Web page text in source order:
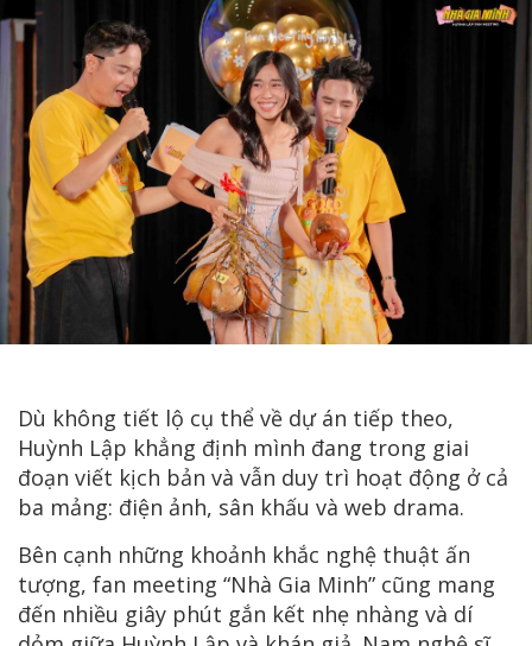
Dù không tiết lộ cụ thể về dự án tiếp theo,
Huỳnh Lập khẳng định mình đang trong giai
đoạn viết kịch bản và vẫn duy trì hoạt động ở cả
ba mảng: điện ảnh, sân khấu và web drama.
Bên cạnh những khoảnh khắc nghệ thuật ấn
tượng, fan meeting “Nhà Gia Minh” cũng mang
đến nhiều giây phút gắn kết nhẹ nhàng và dí